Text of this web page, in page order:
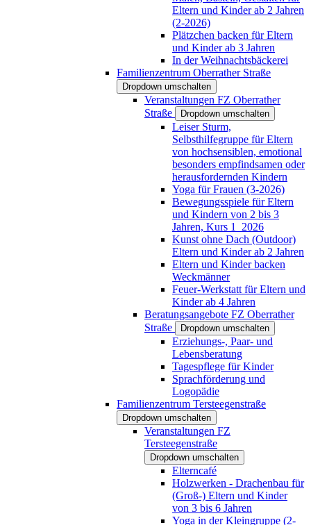
Eltern und Kinder ab 2 Jahren
(2-2026)
Plätzchen backen für Eltern
und Kinder ab 3 Jahren
In der Weihnachtsbäckerei
Familienzentrum Oberrather Straße
Dropdown umschalten
Veranstaltungen FZ Oberrather
Straße
Dropdown umschalten
Leiser Sturm,
Selbsthilfegruppe für Eltern
von hochsensiblen, emotional
besonders empfindsamen oder
herausfordernden Kindern
Yoga für Frauen (3-2026)
Bewegungsspiele für Eltern
und Kindern von 2 bis 3
Jahren, Kurs 1_2026
Kunst ohne Dach (Outdoor)
Eltern und Kinder ab 2 Jahren
Eltern und Kinder backen
Weckmänner
Feuer-Werkstatt für Eltern und
Kinder ab 4 Jahren
Beratungsangebote FZ Oberrather
Straße
Dropdown umschalten
Erziehungs-, Paar- und
Lebensberatung
Tagespflege für Kinder
Sprachförderung und
Logopädie
Familienzentrum Tersteegenstraße
Dropdown umschalten
Veranstaltungen FZ
Tersteegenstraße
Dropdown umschalten
Elterncafé
Holzwerken - Drachenbau für
(Groß-) Eltern und Kinder
von 3 bis 6 Jahren
Yoga in der Kleingruppe (2-